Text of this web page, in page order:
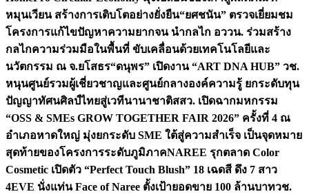
หมุนเวียน สร้างการเติบโตอย่างยั่งยืน“ยศชนัน” ตรวจเยี่ยมชม
โครงการแก้ไขปัญหาความยากจน นำกลไก อววน. ร่วมสร้าง
กลไกความร่วมมือในพื้นที่ ขับเคลื่อนด้วยเทคโนโลยีและ
นวัตกรรม ณ จ.ยโสธร“ดนุพร” เปิดงาน “ART DNA HUB” วช.
หนุนศูนย์รวมผู้เชี่ยวชาญและศูนย์กลางองค์ความรู้ ยกระดับทุน
ปัญญาทัศนศิลป์ไทยสู่เวทีนานาชาติสสว. เปิดฉากมหกรรม
“OSS & SMEs GROW TOGETHER FAIR 2026” ครั้งที่ 4 ณ
อำเภอหาดใหญ่ มุ่งยกระดับ SME ใต้สู่ความสำเร็จ เป็นจุดหมาย
สุดท้ายของโครงการระดับภูมิภาคNAREE รุกตลาด Color
Cosmetic เปิดตัว “Perfect Touch Blush” 18 เฉดสี ดึง 7 สาว
4EVE นั่งแท่น Face of Naree ตั้งเป้ายอดขาย 100 ล้านบาทวช.